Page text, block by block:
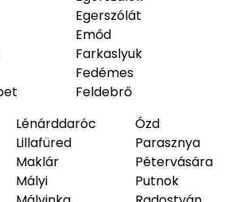
Egerszólát
Emőd
Farkaslyuk
Fedémes
Feldebrő
Lénárddaróc
Lillafüred
Maklár
Mályi
Ózd
Parasznya
Pétervására
Putnok